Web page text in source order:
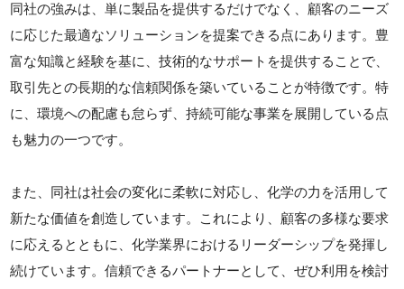
同社の強みは、単に製品を提供するだけでなく、顧客のニーズ
に応じた最適なソリューションを提案できる点にあります。豊
富な知識と経験を基に、技術的なサポートを提供することで、
取引先との長期的な信頼関係を築いていることが特徴です。特
に、環境への配慮も怠らず、持続可能な事業を展開している点
も魅力の一つです。
また、同社は社会の変化に柔軟に対応し、化学の力を活用して
新たな価値を創造しています。これにより、顧客の多様な要求
に応えるとともに、化学業界におけるリーダーシップを発揮し
続けています。信頼できるパートナーとして、ぜひ利用を検討